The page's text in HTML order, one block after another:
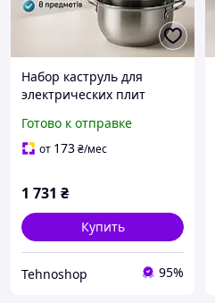
Набор каструль для
электрических плит
кастрюль кастрюль
премиум DX-44
Готово к отправке
от 173₴/мес
1 731 ₴
Купить
Tehnoshop 95%